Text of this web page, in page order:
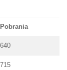
Pobrania
640
715